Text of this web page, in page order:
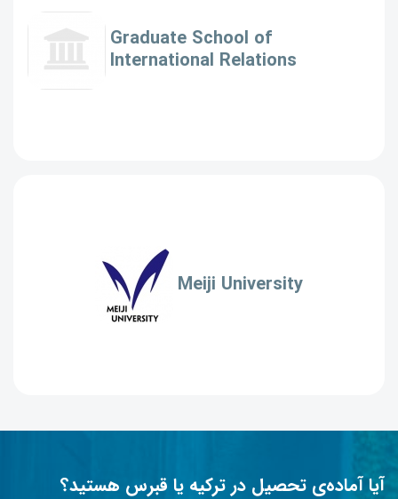
Graduate School of
International Relations
Meiji University
آیا آماده‌ی تحصیل در ترکیه یا قبرس هستید؟